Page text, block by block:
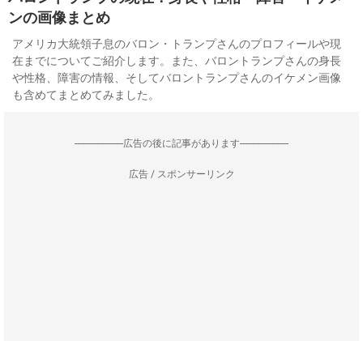
ンの画像まとめ
アメリカ大統領子息のバロン・トランプさんのプロフィールや現
在までについてご紹介します。また、バロントランプさんの身長
や性格、障害の情報、そしてバロントランプさんのイケメン画像
も含めてまとめてみました。
--------------------広告の後に記事があります--------------------
広告 / スポンサーリンク